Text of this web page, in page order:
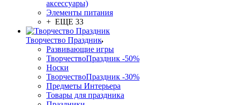
аксессуары)
Элементы питания
+ ЕЩЕ 33
Творчество Праздник
Развивающие игры
ТворчествоПраздник -50%
Носки
ТворчествоПраздник -30%
Предметы Интерьера
Товары для праздника